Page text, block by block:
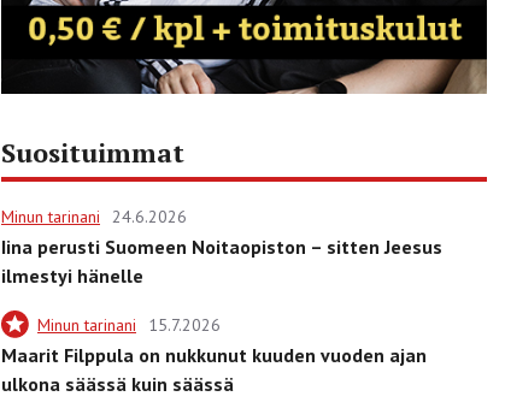
Suosituimmat
Minun tarinani 24.6.2026
Iina perusti Suomeen Noitaopiston – sitten Jeesus
ilmestyi hänelle
Minun tarinani 15.7.2026
Maarit Filppula on nukkunut kuuden vuoden ajan
ulkona säässä kuin säässä